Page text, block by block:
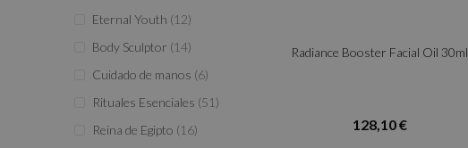
Eternal Youth 12
productos
Body Sculptor 14
productos
Cuidado de manos 6
productos
Rituales Esenciales 51
productos
Reina de Egipto 16
productos
Radiance Booster Facial Oil 30ml
128,10 €